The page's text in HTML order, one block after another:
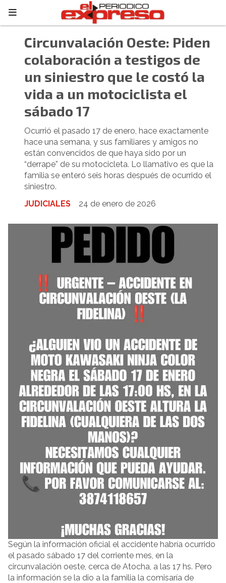
Circunvalación Oeste: Piden
colaboración a testigos de
un siniestro que le costó la
vida a un motociclista el
sábado 17
Ocurrió el pasado 17 de enero, hace exactamente
hace una semana, y sus familiares y amigos no
están convencidos de que haya sido por un
“derrape” de su motocicleta. Lo llamativo es que la
familia se enteró seis horas después de ocurrido el
siniestro.
JUDICIALES
24 de enero de 2026
Según la información oficial el accidente habría ocurrido
el pasado sábado 17 del corriente mes, en la
circunvalación oeste, cerca de Atocha, a las 17 hs. Pero
la información se la dio a la familia la comisaría de